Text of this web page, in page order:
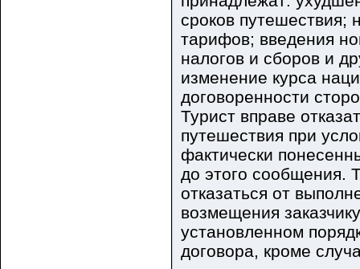
сроков путешествия;
тарифов; введения
налогов и сборов и
изменение курса
договоренности
Турист вправе
путешествия при
фактически
до этого сообщения.
отказаться от
возмещения
установленном
договора, кроме